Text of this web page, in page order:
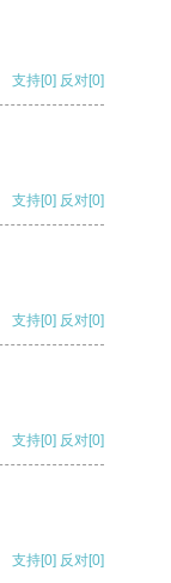
支持[0] 反对[0]
支持[0] 反对[0]
支持[0] 反对[0]
支持[0] 反对[0]
支持[0] 反对[0]